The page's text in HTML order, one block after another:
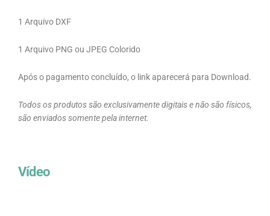
1 Arquivo DXF
1 Arquivo PNG ou JPEG Colorido
Após o pagamento concluído, o link aparecerá para Download.
Todos os produtos são exclusivamente digitais e não são físicos,
são enviados somente pela internet.
Vídeo